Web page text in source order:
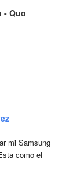
- Quo
mi Samsung
como el